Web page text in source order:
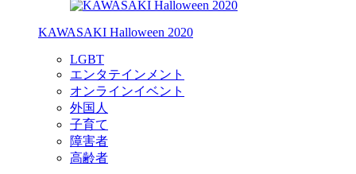
KAWASAKI Halloween 2020
LGBT
エンタテインメント
オンラインイベント
外国人
子育て
障害者
高齢者